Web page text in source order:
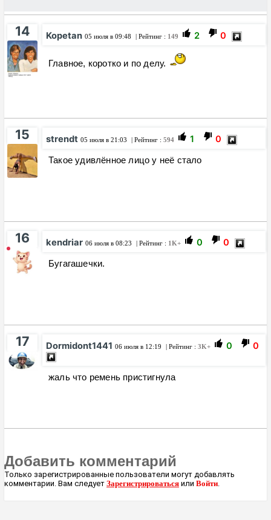
14 Kopetan 05 июля в 09:48 | Рейтинг : 149 2 0
Главное, коротко и по делу.
15 strendt 05 июля в 21:03 | Рейтинг : 594 1 0
Такое удивлённое лицо у неё стало
16 kendriar 06 июля в 08:23 | Рейтинг : 1K+ 0 0
Бугагашечки.
17 Dormidont1441 06 июля в 12:19 | Рейтинг : 3K+ 0 0
жаль что ремень пристигнула
Добавить комментарий
Только зарегистрированные пользователи могут добавлять
комментарии. Вам следует Зарегистрироваться или Войти.